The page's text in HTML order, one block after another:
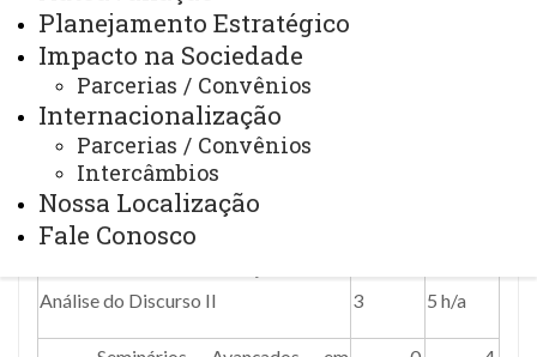
Planejamento Estratégico
Impacto na Sociedade
Parcerias / Convênios
Internacionalização
Parcerias / Convênios
Intercâmbios
Nossa Localização
Fale Conosco
Estágio de Docência
Seminário de Tese
Análise do Discurso II
3
5 h/a